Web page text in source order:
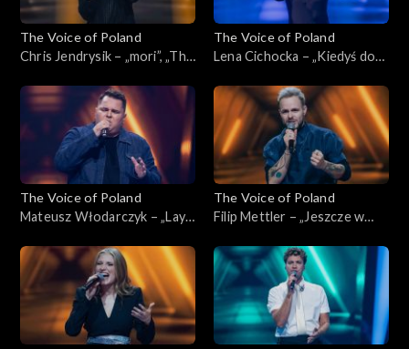
The Voice of Poland
Chris Jendrysik – „mori”, „The
listopada 2025
The Voice of Poland
Lena Cichocka – „Kiedyś do
Poland”, Nokaut, 1 listopada
2025
The Voice of Poland
Mateusz Włodarczyk – „Lay
Poland”, Nokaut, 1 listopada
2025
The Voice of Poland
Filip Mettler – „Jeszcze w
Poland”, Nokaut, 1 listopada
2025